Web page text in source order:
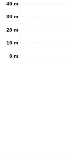
0 m
10 m
20 m
30 m
40 m